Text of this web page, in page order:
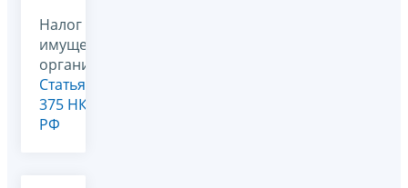
Налог на
имущество
организаций,
Статья
375 НК
РФ